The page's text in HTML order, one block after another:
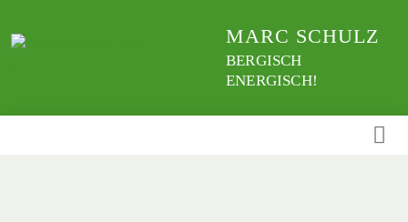
zum
MARC SCHULZ
BERGISCH
ENERGISCH!